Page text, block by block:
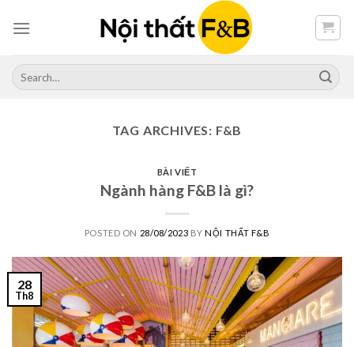
Search
for:
TAG ARCHIVES: F&B
BÀI VIẾT
Ngành hàng F&B là gì?
POSTED ON 28/08/2023 BYNỘI THẤT F&B
28
Th8